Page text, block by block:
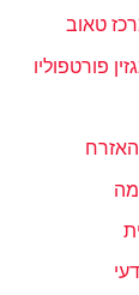
פורטפוליו
האזרח